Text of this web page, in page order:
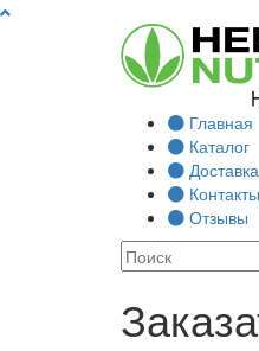
Главная
Каталог
Доставка
Контакты
Отзывы